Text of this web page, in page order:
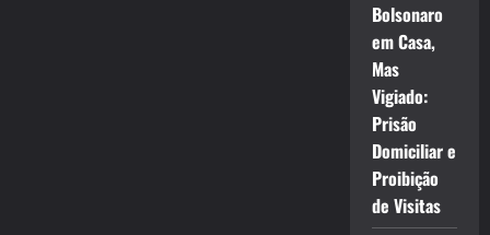
Bolsonaro
em Casa,
Mas
Vigiado:
Prisão
Domiciliar e
Proibição
de Visitas